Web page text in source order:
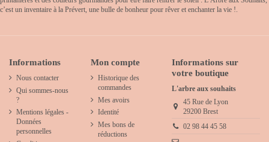
c’est un inventaire à la Prévert, une bulle de bonheur pour rêver et enchanter la vie !.
Informations
Nous contacter
Qui sommes-nous
?
Mentions légales -
Données
personnelles
Mon compte
Historique des
commandes
Mes avoirs
Identité
Mes bons de
réductions
Informations sur
votre boutique
L'arbre aux souhaits
45 Rue de Lyon
29200 Brest
02 98 44 45 58